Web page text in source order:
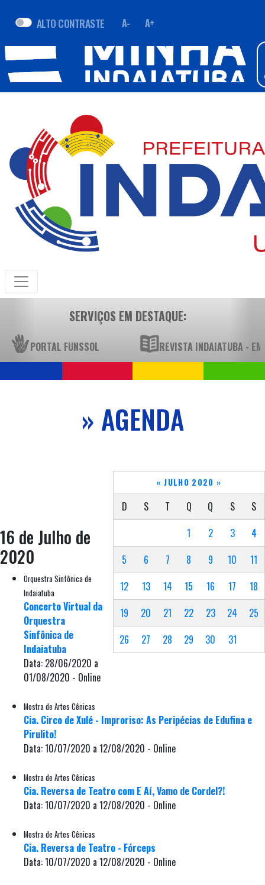
ALTO CONTRASTE A- A+
SERVIÇOS EM DESTAQUE:
PORTAL FUNSSOL REVISTA INDAIATUBA -
» AGENDA
« JULHO 2020 »
D S T Q Q S
S
1
2 3
4
5
6 7 8 9 10
11
12
13 14 15 16 17
18
19
20 21 22 23 24
25
26
27 28 29 30 31
16 de Julho de
2020
Orquestra Sinfônica de
Indaiatuba
Concerto Virtual da
Orquestra
Sinfônica de
Indaiatuba
Data: 28/06/2020 a
01/08/2020 - Online
Mostra de Artes Cênicas
Cia. Circo de Xulé - Improriso: As Peripécias de Edufina e
Pirulito!
Data: 10/07/2020 a 12/08/2020 - Online
Mostra de Artes Cênicas
Cia. Reversa de Teatro com E Aí, Vamo de Cordel?!
Data: 10/07/2020 a 12/08/2020 - Online
Mostra de Artes Cênicas
Cia. Reversa de Teatro - Fórceps
Data: 10/07/2020 a 12/08/2020 - Online